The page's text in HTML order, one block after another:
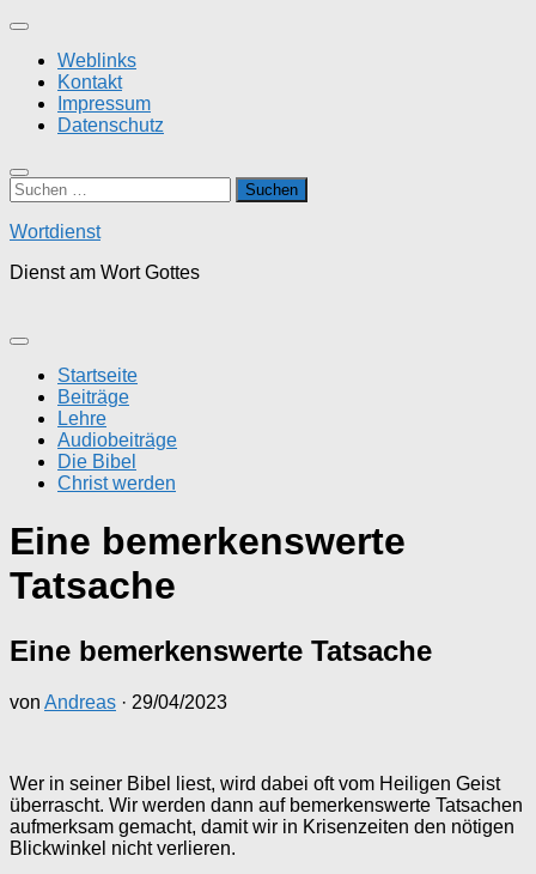
Zum
springenWeblinks
Kontakt
Impressum
Datenschutz
Suchen
nach:
Wortdienst
Dienst am Wort Gottes
Startseite
Beiträge
Lehre
Audiobeiträge
Die Bibel
Christ werden
Eine bemerkenswerte
Tatsache
Eine bemerkenswerte Tatsache
von Andreas · 29/04/2023
Wer in seiner Bibel liest, wird dabei oft vom Heiligen Geist
überrascht. Wir werden dann auf bemerkenswerte Tatsachen
aufmerksam gemacht, damit wir in Krisenzeiten den nötigen
Blickwinkel nicht verlieren.